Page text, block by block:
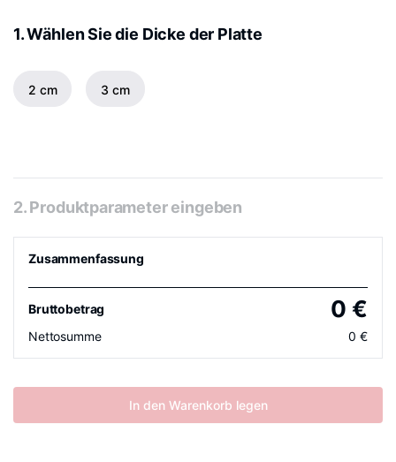
1. Wählen Sie die Dicke der Platte
2 cm 3 cm
2. Produktparameter eingeben
Zusammenfassung
Bruttobetrag 0 €
Nettosumme 0 €
In den Warenkorb legen